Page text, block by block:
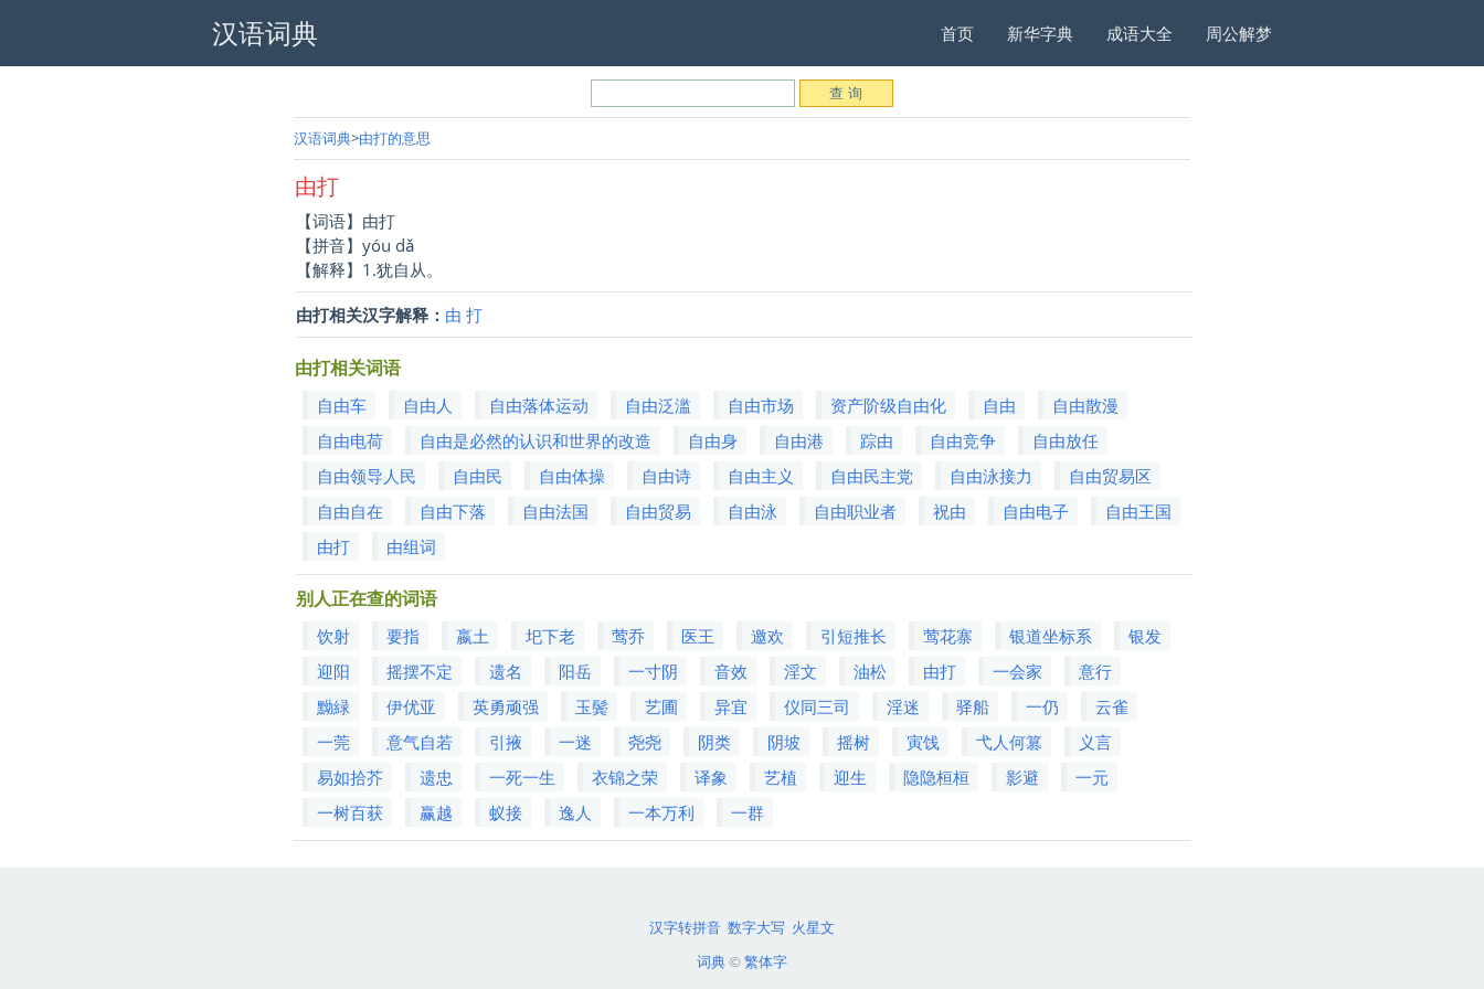
汉语词典 首页 新华字典 成语大全 周公解梦
汉语词典 由打的意思
由打
【词语】由打
【拼音】yóu dǎ
【解释】1.犹自从。
由打相关汉字解释： 由 打
由打相关词语
自由车 自由人 自由落体运动 自由泛滥 自由市场 资产阶级自由化 自由
自由散漫
自由电荷
自由是必然的认识和世界的改造 自由身 自由港 踪由 自由竞争
自由放任
自由领导人民
自由民 自由体操 自由诗 自由主义 自由民主党 自由泳接力
自由贸易区
自由自在
自由下落 自由法国 自由贸易 自由泳 自由职业者 祝由 自由电子
自由王国
由打
由组词
别人正在查的词语
饮射 要指 嬴土 圯下老 莺乔 医王 邀欢 引短推长 莺花寨 银道坐标系
银发
迎阳
摇摆不定 遗名 阳岳 一寸阴 音效 淫文 油松 由打 一会家
意行
黝緑
伊优亚 英勇顽强 玉鬓 艺圃 异宜 仪同三司 淫迷 驿船 一仍
云雀
一莞
意气自若 引掖 一迷 尧尧 阴类 阴坡 摇树 寅饯 弋人何篡
义言
易如拾芥
遗忠 一死一生 衣锦之荣 译象 艺植 迎生 隐隐桓桓 影避
一元
一树百获
赢越 蚁接 逸人 一本万利 一群
汉字转拼音 数字大写 火星文
词典© 繁体字